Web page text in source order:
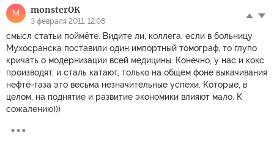
M monsterОК
3 февраля 2011, 12:08
смысл статьи поймёте. Видите ли, коллега, если в больницу
Мухосранска поставили один импортный томограф, то глупо
кричать о модернизации всей медицины. Конечно, у нас и кокс
производят, и сталь катают, только на общем фоне выкачивания
нефте-газа это весьма незначительные успехи. Которые, в
целом, на поднятие и развитие экономики влияют мало. К
сожалению)))